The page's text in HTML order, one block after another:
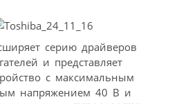
серию драйверов
и представляет
с максимальным
напряжением 40 В и